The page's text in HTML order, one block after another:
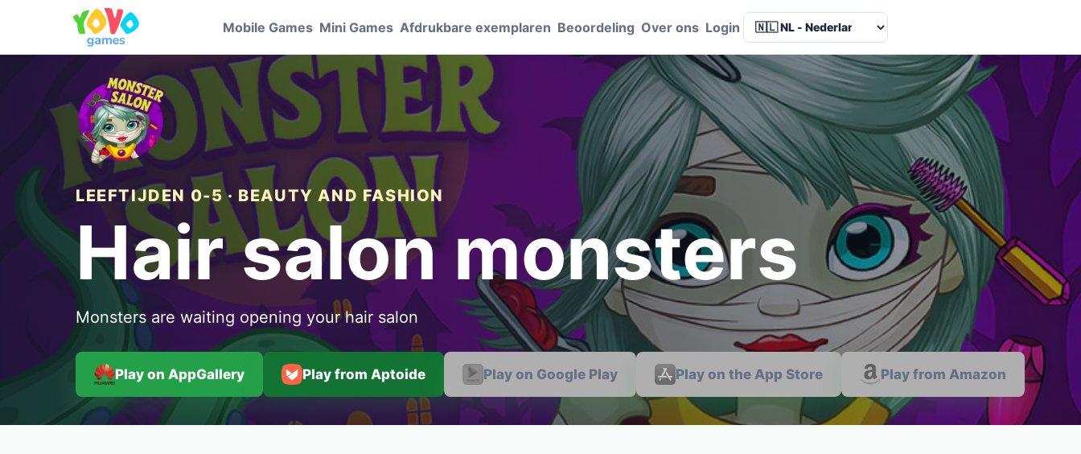
Mobile Games Mini Games Afdrukbare exemplaren Beoordeling Over ons Login Language
LEEFTIJDEN 0-5 · BEAUTY AND FASHION
Hair salon monsters
Monsters are waiting opening your hair salon
Play on AppGallery Play from Aptoide Play on Google Play Play on the App Store Play from Amazon